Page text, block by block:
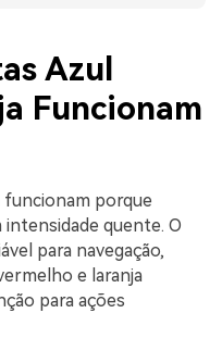
Azul
Funcionam
funcionam porque
quente. O
para navegação,
e laranja
para ações